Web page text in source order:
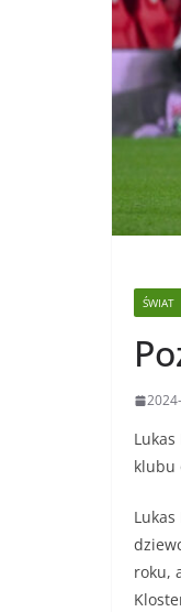
ŚWIAT
klubu
roku,